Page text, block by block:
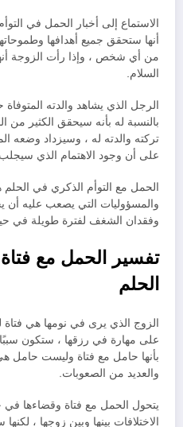
الاستماع إلى أخبار الحمل في
أنها ستحقق جميع أهدافها
من أي شخص ، وإذا رأت الزوجة
السلام.
الرجل الذي يشاهد والدته المتوفاة
بالنسبة له بأنه سيحقق الكثير
تركته والدته له ، وسيزداد وضعه
على أن وجود الاهتمام الذي
الحمل مع التوأم الذكري في الحلم
والمسؤوليات التي يصعب عليه
وفقدان الشغف لفترة طويلة في
تفسير الحمل مع
الحلم
الزوج الذي يرى في نومها هي فتاة
على مهارة في رزقها ، ستكون سببًا
بأنها حامل مع فتاة وليست حامل
والعديد من الصعوبات.
يتحول الحمل مع فتاة وقضاءها
الاختلافات بينها وبين زوجها ،